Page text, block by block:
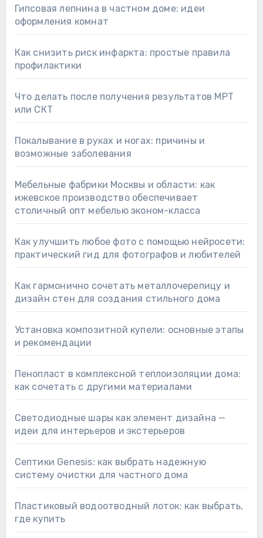
Гипсовая лепнина в частном доме: идеи
оформления комнат
Как снизить риск инфаркта: простые правила
профилактики
Что делать после получения результатов МРТ
или СКТ
Покалывание в руках и ногах: причины и
возможные заболевания
Мебельные фабрики Москвы и области: как
ижевское производство обеспечивает
столичный опт мебелью эконом-класса
Как улучшить любое фото с помощью нейросети:
практический гид для фотографов и любителей
Как гармонично сочетать металлочерепицу и
дизайн стен для создания стильного дома
Установка композитной купели: основные этапы
и рекомендации
Пенопласт в комплексной теплоизоляции дома:
как сочетать с другими материалами
Светодиодные шары как элемент дизайна —
идеи для интерьеров и экстерьеров
Септики Genesis: как выбрать надежную
систему очистки для частного дома
Пластиковый водоотводный лоток: как выбрать,
где купить